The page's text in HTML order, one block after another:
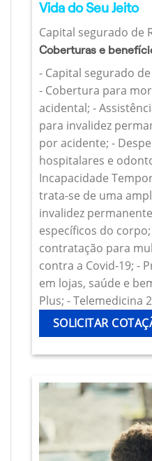
Vida do Seu Jeito
Capital segurado de
Coberturas e
- Capital segurado
- Cobertura para
acidental; -
para invalidez
por acidente; -
hospitalares e
Incapacidade
trata-se de uma
invalidez
específicos do
contratação para
contra a Covid-19; -
em lojas, saúde e
Plus; - Telemedicina
SOLICITAR